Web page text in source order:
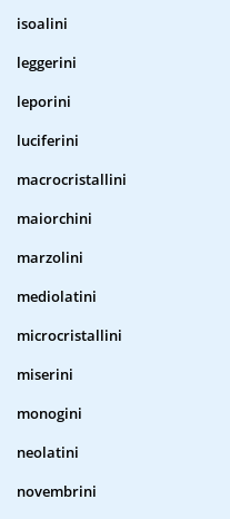
isoalini
leggerini
leporini
luciferini
macrocristallini
maiorchini
marzolini
mediolatini
microcristallini
miserini
monogini
neolatini
novembrini